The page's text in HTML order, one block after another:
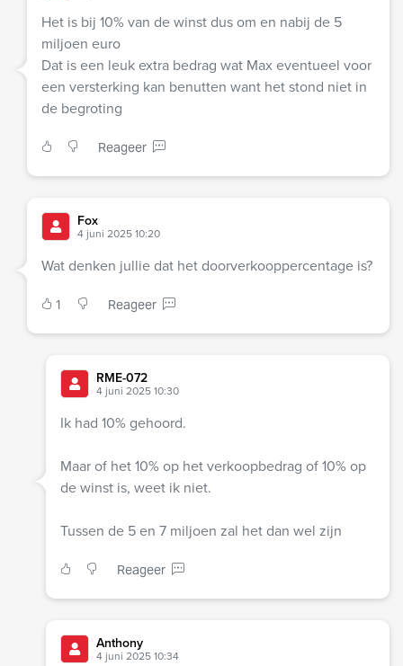
Het is bij 10% van de winst dus om en nabij de 5
miljoen euro
Dat is een leuk extra bedrag wat Max eventueel voor
een versterking kan benutten want het stond niet in
de begroting
Reageer
Fox
4 juni 2025 10:20
Wat denken jullie dat het doorverkooppercentage is?
1 Reageer
RME-072
4 juni 2025 10:30
Ik had 10% gehoord.
Maar of het 10% op het verkoopbedrag of 10% op
de winst is, weet ik niet.
Tussen de 5 en 7 miljoen zal het dan wel zijn
Reageer
Anthony
4 juni 2025 10:34